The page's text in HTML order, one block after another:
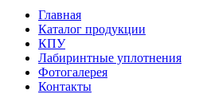
Главная
Каталог продукции
КПУ
Лабиринтные уплотнения
Фотогалерея
Контакты